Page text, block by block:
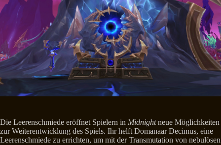
Die Leerenschmiede eröffnet Spielern in Midnightneue Möglichkeiten
zur Weiterentwicklung des Spiels. Ihr helft Domanaar Decimus, eine
Leerenschmiede zu errichten, um mit der Transmutation von nebulösen